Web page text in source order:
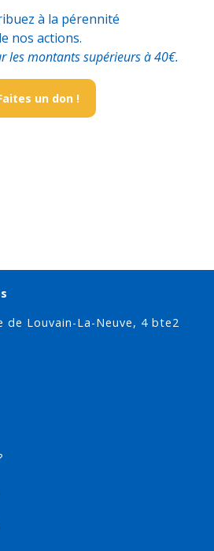
à la pérennité
nos actions.
les montants supérieurs à 40€.
un don !
de Louvain-La-Neuve, 4 bte2